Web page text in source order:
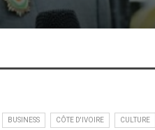
BUSINESS CÔTE D'IVOIRE CULTURE